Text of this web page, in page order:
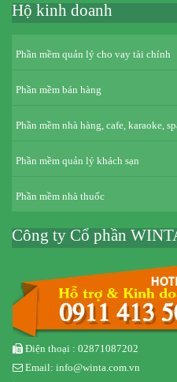
Hộ kinh doanh
Phần mềm quản lý cho vay tài chính
Phần mềm bán hàng
Phần mềm nhà hàng, cafe, karaoke,
Phần mềm quản lý khách sạn
Phần mềm nhà thuốc
Công ty Cổ phần
Điện thoại : 02871087202
Email: info@winta.com.vn